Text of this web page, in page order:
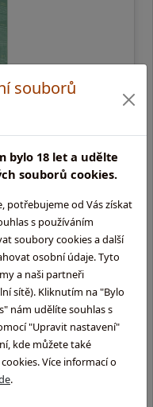
souborů
bylo 18 let a udělte
souborů cookies.
potřebujeme od Vás získat
s používáním
soubory cookies a další
osobní údaje. Tyto
a naši partneři
sítě). Kliknutím na "Bylo
nám udělíte souhlas s
"Upravit nastavení"
kde můžete také
Více informací o
.
Cask
rumů
vanilka, jemné sladké
suš …
skladem na prodejně